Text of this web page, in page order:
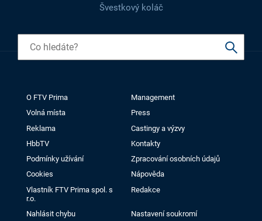
Švestkový koláč
O FTV Prima
Management
Volná místa
Press
Reklama
Castingy a výzvy
HbbTV
Kontakty
Podmínky užívání
Zpracování osobních údajů
Cookies
Nápověda
Vlastník FTV Prima spol. s
r.o.
Redakce
Nahlásit chybu Nastavení soukromí